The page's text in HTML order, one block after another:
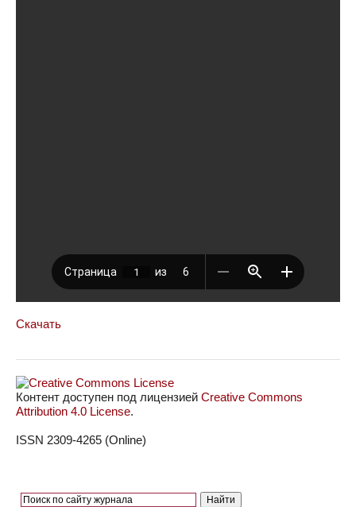
Скачать
Контент доступен под лицензией Creative Commons
Attribution 4.0 License.
ISSN 2309-4265 (Online)